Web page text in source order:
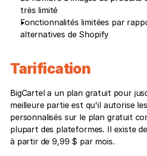
très limité
Fonctionnalités limitées par
alternatives de Shopify
Tarification
BigCartel a un plan gratuit pour
meilleure partie est qu'il autorise
personnalisés sur le plan gratuit
plupart des plateformes. Il existe
à partir de 9,99 $ par mois.